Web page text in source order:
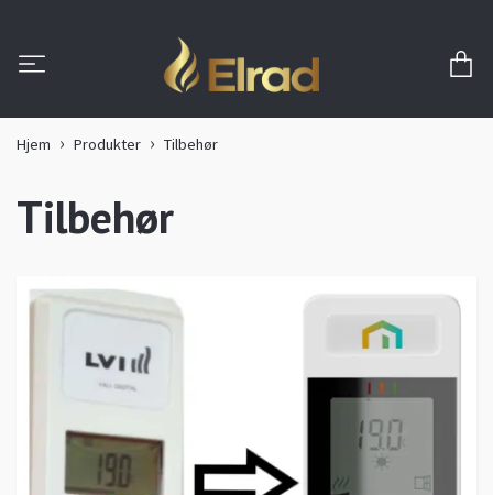
Hjem Produkter Tilbehør
Tilbehør